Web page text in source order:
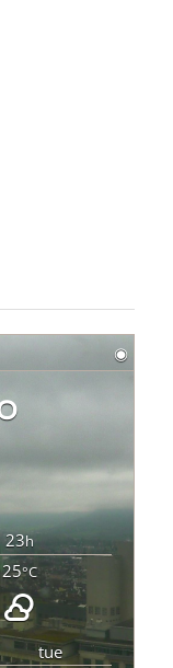
◉
23h
25°C
tue